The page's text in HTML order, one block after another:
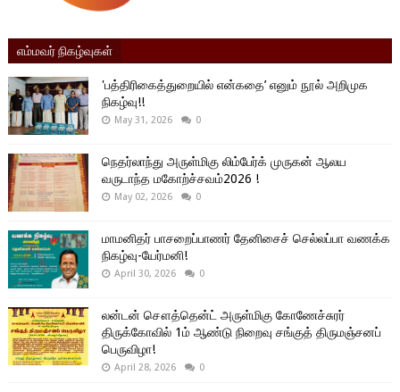
எம்மவர் நிகழ்வுகள்
'பத்திரிகைத்துறையில் என்கதை’ எனும் நூல் அறிமுக
நிகழ்வு!!
May 31, 2026 0
நெதர்லாந்து அருள்மிகு லிம்பேர்க் முருகன் ஆலய
வருடாந்த மகோற்ச்சவம்2026 !
May 02, 2026 0
மாமனிதர் பாசறைப்பாணர் தேனிசைச் செல்லப்பா வணக்க
நிகழ்வு-யேர்மனி!
April 30, 2026 0
லன்டன் சௌத்தென்ட் அருள்மிகு கோணேச்சுரர்
திருக்கோவில் 1ம் ஆண்டு நிறைவு சங்குத் திருமஞ்சனப்
பெருவிழா!
April 28, 2026 0